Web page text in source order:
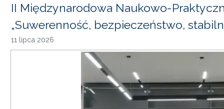
II Międzynarodowa Naukowo-
„Suwerenność, bezpieczeństwo,
11 lipca 2026